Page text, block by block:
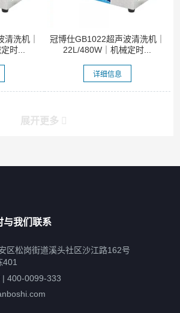
洗机｜
时...
冠博仕GB1022超声波清洗机｜
22L/480W｜机械定时...
详细信息
展开更多
备
品
与我们联系
区松岗街道溪头社区沙江路162号
401
400-0099-333